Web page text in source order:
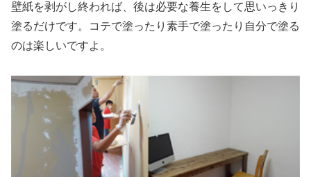
壁紙を剥がし終われば、後は必要な養生をして思いっきり
塗るだけです。コテで塗ったり素手で塗ったり自分で塗る
のは楽しいですよ。